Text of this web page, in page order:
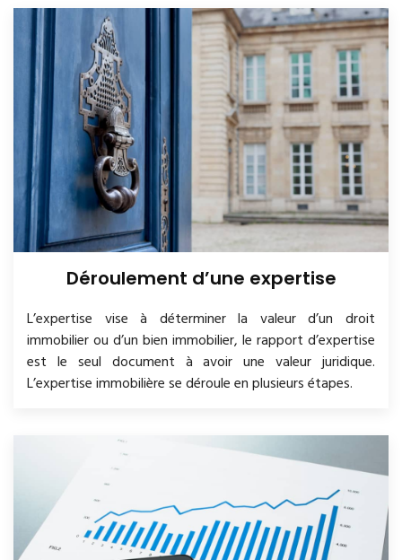
Déroulement d’une expertise
L’expertise vise à déterminer la valeur d’un droit
immobilier ou d’un bien immobilier, le rapport d’expertise
est le seul document à avoir une valeur juridique.
L’expertise immobilière se déroule en plusieurs étapes.